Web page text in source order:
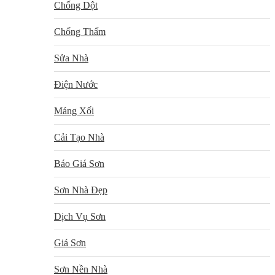
Chống Dột
Chống Thấm
Sửa Nhà
Điện Nước
Máng Xối
Cải Tạo Nhà
Báo Giá Sơn
Sơn Nhà Đẹp
Dịch Vụ Sơn
Giá Sơn
Sơn Nền Nhà